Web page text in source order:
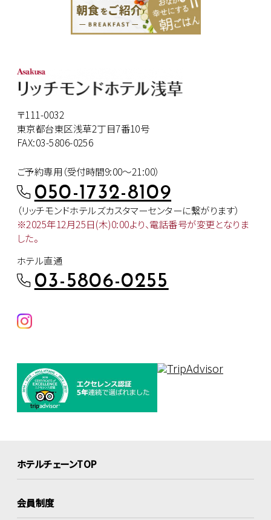
〒111-0032
東京都台東区浅草2丁目7番10号
FAX:03-5806-0256
ご予約専用（受付時間9:00～21:00）
050-1732-8109
（リッチモンドホテルズカスタマーセンターに繋がります）
※2025年12月25日(木)0:00より、電話番号が変更となりま
した。
ホテル直通
03-5806-0255
ホテルチェーンTOP
会員制度